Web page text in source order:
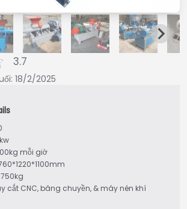
3.7
18/2/2025
mỗi giờ
cắt CNC, băng chuyền, & máy nén khí